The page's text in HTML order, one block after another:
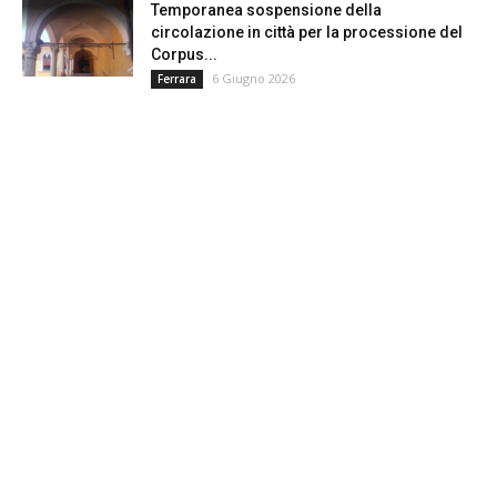
Temporanea sospensione della
circolazione in città per la processione del
Corpus...
Ferrara 6 Giugno 2026